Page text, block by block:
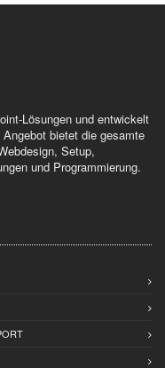
Lösungen und entwickelt
bietet die gesamte
Setup,
und Programmierung.